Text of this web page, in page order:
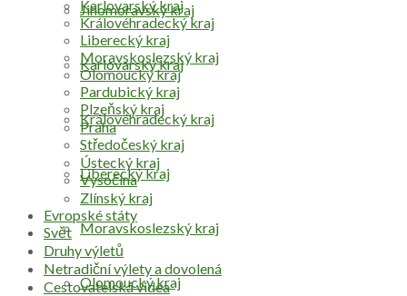
Jihomoravský kraj
Karlovarský kraj
Královéhradecký kraj
Liberecký kraj
Moravskoslezský kraj
Olomoucký kraj
Karlovarský kraj
Královéhradecký kraj
Liberecký kraj
Moravskoslezský kraj
Olomoucký kraj
Pardubický kraj
Plzeňský kraj
Praha
Středočeský kraj
Ústecký kraj
Vysočina
Zlínský kraj
Evropské státy
Svět
Druhy výletů
Netradiční výlety a dovolená
Cestovatelská videa